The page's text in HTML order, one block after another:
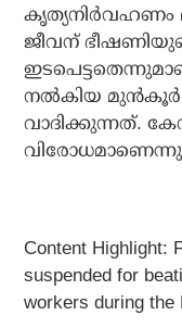
കൃത്യനിര്‍വഹണം
ജീവന്
നല്‍കിയ മുന്‍കൂര്‍
വാദിക്കുന്നത്.
Content Highlight:
suspended for
workers during the